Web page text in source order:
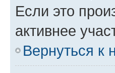
Если это
активнее
Вернуться к